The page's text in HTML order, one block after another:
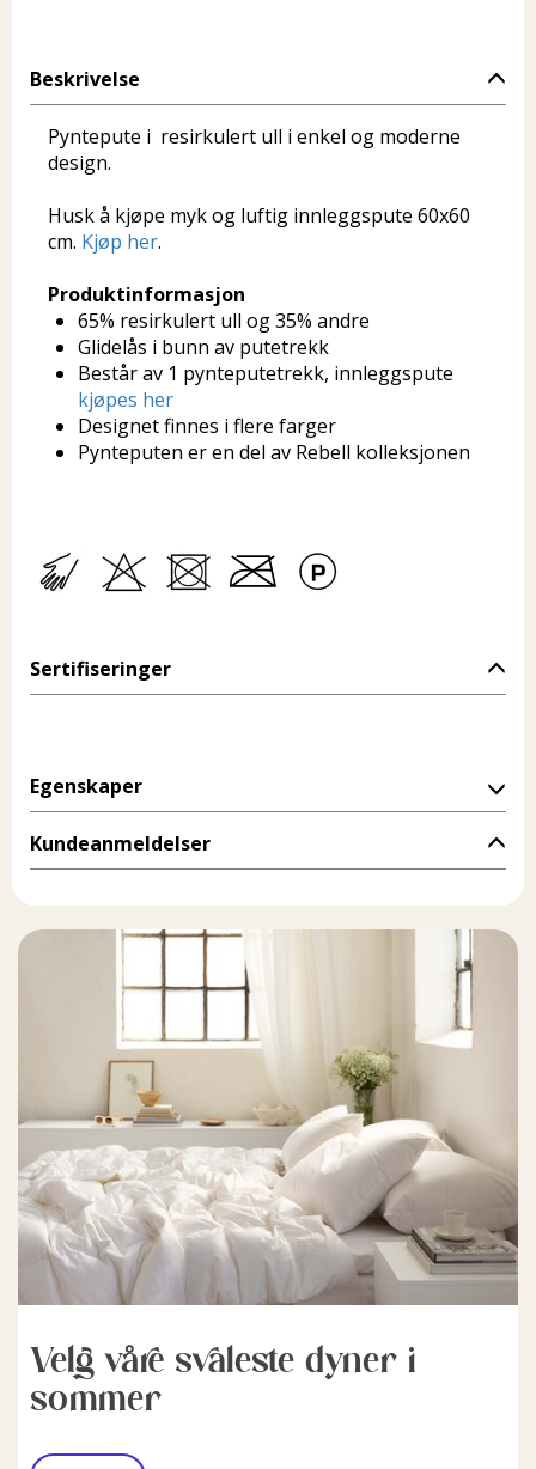
Beskrivelse
Pyntepute i resirkulert ull i enkel og moderne
design.
Husk å kjøpe myk og luftig innleggspute 60x60
cm. Kjøp her.
Produktinformasjon
65% resirkulert ull og 35% andre
Glidelås i bunn av putetrekk
Består av 1 pynteputetrekk, innleggspute
kjøpes her
Designet finnes i flere farger
Pynteputen er en del av Rebell kolleksjonen
Sertifiseringer
Egenskaper
Kundeanmeldelser
Velg våre svaleste dyner i
sommer